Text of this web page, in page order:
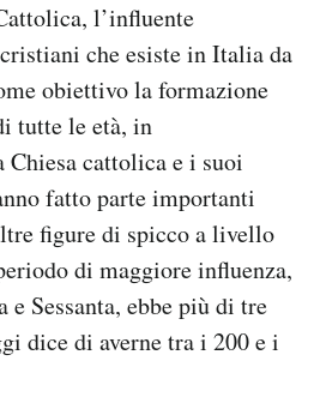
l’influente
che esiste in Italia da
obiettivo la formazione
tutte le età, in
cattolica e i suoi
fatto parte importanti
figure di spicco a livello
di maggiore influenza,
Sessanta, ebbe più di tre
dice di averne tra i 200 e i